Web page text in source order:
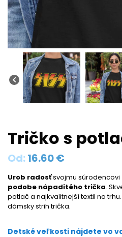
Tričko s
Od:16.60€
Urob radosťsvojmu súrodencovi
podobe nápaditého trička.
potlač a najkvalitnejší textil na
dámsky strih trička.
Detské veľkosti nájdete vo